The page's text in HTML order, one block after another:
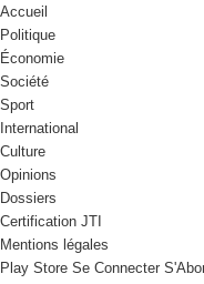
Accueil
Politique
Économie
Société
Sport
International
Culture
Opinions
Dossiers
Certification JTI
Mentions légales
Play Store Se Connecter